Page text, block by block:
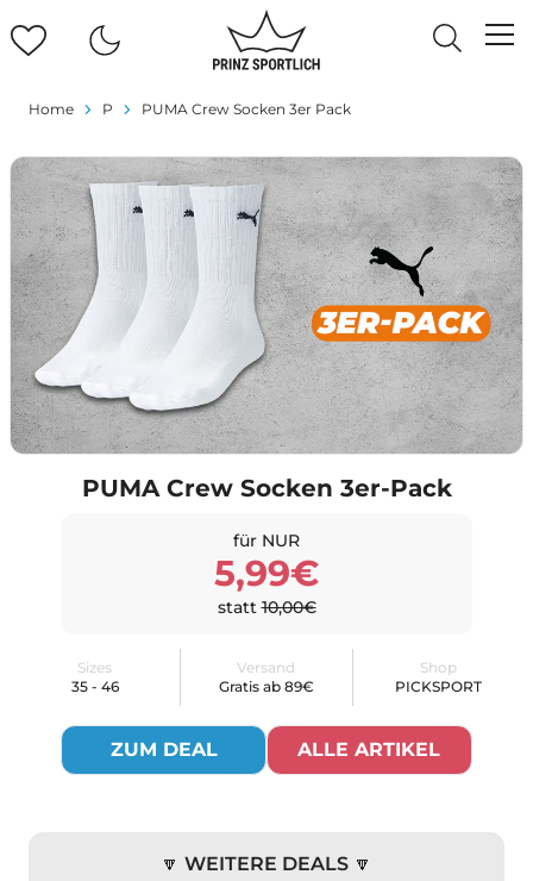
Home P PUMA Crew Socken 3er Pack
PUMA Crew Socken 3er-Pack
für NUR
5,99€
statt10,00€
Sizes
35 - 46
Versand
Gratis ab 89€
Shop
PICKSPORT
ZUM DEAL ALLE ARTIKEL
🔽 WEITERE DEALS 🔽